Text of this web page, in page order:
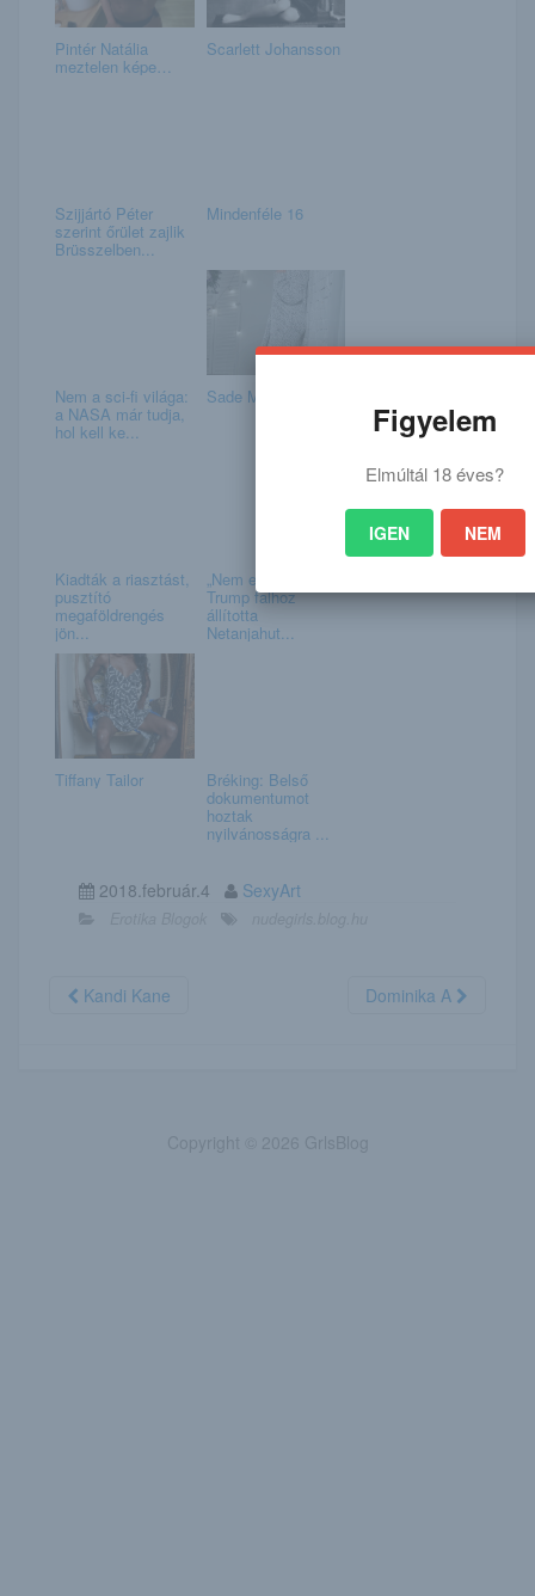
Pintér Natália
meztelen képe…
Scarlett Johansson
Szijjártó Péter
szerint őrület zajlik
Brüsszelben...
Mindenféle 16
Nem a sci-fi világa:
a NASA már tudja,
hol kell ke...
Sade Mare
Kiadták a riasztást,
pusztító
megaföldrengés
jön...
„Nem engedem!” –
Trump falhoz
állította
Netanjahut...
Tiffany Tailor Bréking: Belső
dokumentumot
hoztak
nyilvánosságra ...
2018.február.4 SexyArt
Kandi Kane Dominika A
Figyelem
Elmúltál 18 éves?
IGEN NEM